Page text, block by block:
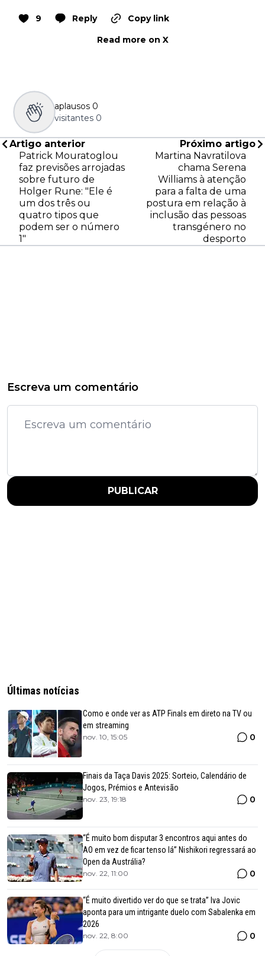
9 Reply
Copy link
Read more on X
aplausos 0
visitantes 0
Artigo anterior
Patrick Mouratoglou
faz previsões arrojadas
sobre futuro de
Holger Rune: "Ele é
um dos três ou
quatro tipos que
podem ser o número
1"
Próximo artigo
Martina Navratilova
chama Serena
Williams à atenção
para a falta de uma
postura em relação à
inclusão das pessoas
transgénero no
desporto
Escreva um comentário
PUBLICAR
Últimas notícias
Como e onde ver as ATP Finals em direto na TV ou
em streaming
nov. 10, 15:05 0
Finais da Taça Davis 2025: Sorteio, Calendário de
Jogos, Prémios e Antevisão
nov. 23, 19:18 0
“É muito bom disputar 3 encontros aqui antes do
AO em vez de ficar tenso lá” Nishikori regressará ao
Open da Austrália?
nov. 22, 11:00 0
“É muito divertido ver do que se trata” Iva Jovic
aponta para um intrigante duelo com Sabalenka em
2026
nov. 22, 8:00 0